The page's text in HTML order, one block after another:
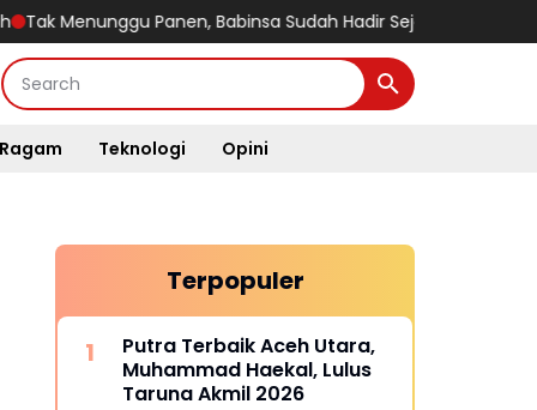
Panen, Babinsa Sudah Hadir Sejak Tanah Mulai Dibajak
Ragam Teknologi Opini
Terpopuler
Putra Terbaik Aceh Utara,
Muhammad Haekal, Lulus
Taruna Akmil 2026